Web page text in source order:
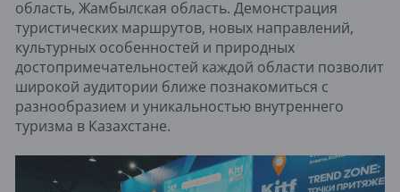
область, Жамбылская область. Демонстрация
туристических маршрутов, новых направлений,
культурных особенностей и природных
достопримечательностей каждой области позволит
широкой аудитории ближе познакомиться с
разнообразием и уникальностью внутреннего
туризма в Казахстане.